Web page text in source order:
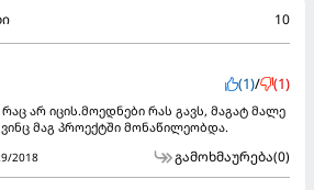
10
(1)/ (1)
არ იცის.მოედნები რას გავს, მაგატ მალე
მაგ პროექტში მონაწილეობდა.
2018 გამოხმაურება(0)